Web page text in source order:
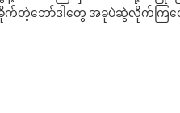
းမှ ခိုက်တဲ့ဘော်ဒါတွေ အခုပဲဆွဲလိုက်ကြတ